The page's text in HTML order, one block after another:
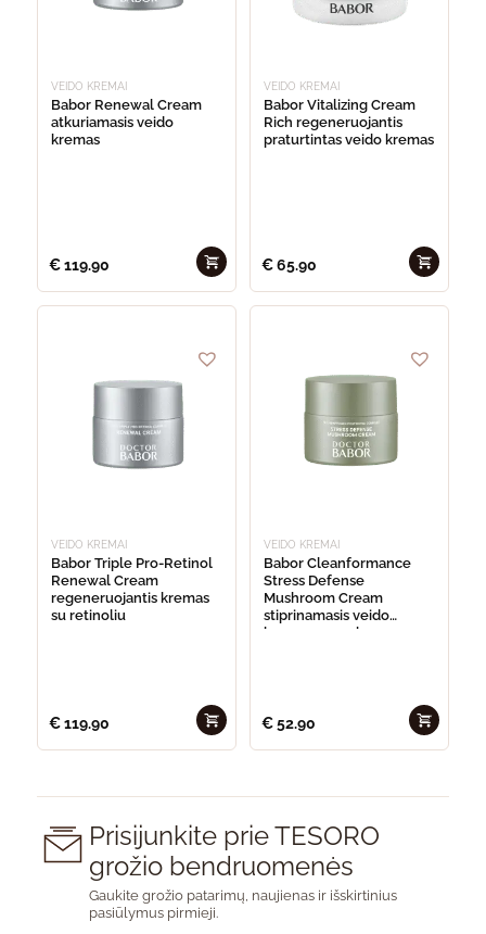
VEIDO KREMAI
Babor Renewal Cream
atkuriamasis veido
kremas
€119.90
VEIDO KREMAI
Babor Vitalizing Cream
Rich regeneruojantis
praturtintas veido kremas
€65.90
VEIDO KREMAI
Babor Triple Pro-Retinol
Renewal Cream
regeneruojantis kremas
su retinoliu
€119.90
VEIDO KREMAI
Babor Cleanformance
Stress Defense
Mushroom Cream
stiprinamasis veido
kremas su grybų
€52.90
Prisijunkite prie TESORO
grožio bendruomenės
Gaukite grožio patarimų, naujienas ir išskirtinius
pasiūlymus pirmieji.